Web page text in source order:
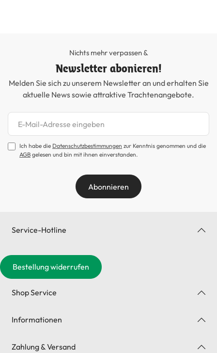
Nichts mehr verpassen &
Newsletter abonieren!
Melden Sie sich zu unserem Newsletter an und erhalten Sie
aktuelle News sowie attraktive Trachtenangebote.
Newsletter abonnieren
Ich habe die Datenschutzbestimmungen zur Kenntnis genommen und die
AGB gelesen und bin mit ihnen einverstanden.
Abonnieren
Service-Hotline
Bestellung widerrufen
Shop Service
Informationen
Zahlung & Versand